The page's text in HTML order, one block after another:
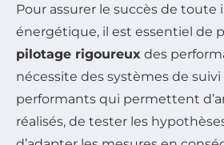
Pour assurer le succès de toute
énergétique, il est essentiel de
pilotage rigoureux des
nécessite des systèmes de suivi
performants qui permettent
réalisés, de tester les